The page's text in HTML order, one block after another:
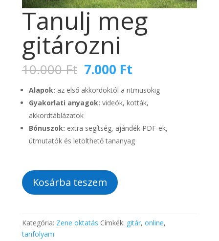
Tanulj meg
gitározni
10.000Ft Original
price
was:
10.000 Ft.
7.000 FtCurrent
price
is:
7.000 Ft.
Alapok: az első akkordoktól a ritmusokig
Gyakorlati anyagok: videók, kották,
akkordtáblázatok
Bónuszok: extra segítség, ajándék PDF-ek,
útmutatók és letölthető tananyag
Tanulj
megKosárba teszem
Kategória: Zene oktatás Címkék: gitár, online,
tanfolyam